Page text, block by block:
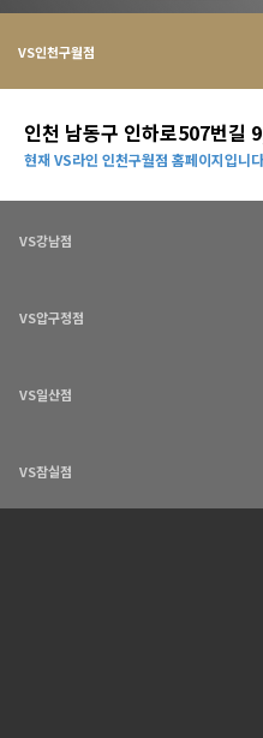
VS인천구월점
인천 남동구 인하로507번길
현재 VS라인 인천구월점 홈페이지입니다
VS강남점
VS압구정점
VS일산점
VS잠실점